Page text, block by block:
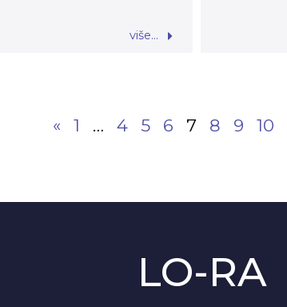
više...
« 1 … 4 5 6 7 8 9 10
LO-RA